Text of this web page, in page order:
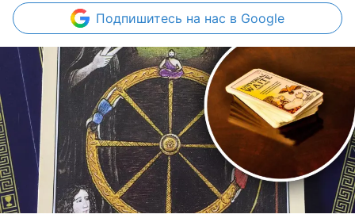
Подпишитесь на нас в Google